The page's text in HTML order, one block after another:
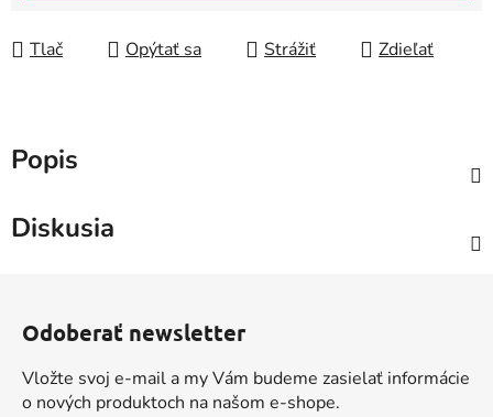
Tlač Opýtať sa Strážiť Zdieľať
Popis
Diskusia
Odoberať newsletter
Vložte svoj e-mail a my Vám budeme zasielať informácie
o nových produktoch na našom e-shope.